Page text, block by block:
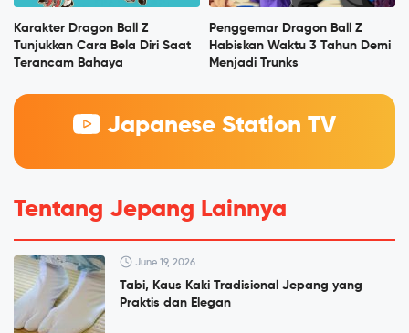
Karakter Dragon Ball Z
Tunjukkan Cara Bela Diri Saat
Terancam Bahaya
Penggemar Dragon Ball Z
Habiskan Waktu 3 Tahun Demi
Menjadi Trunks
Japanese Station TV
Tentang Jepang Lainnya
June 19, 2026
Tabi, Kaus Kaki Tradisional Jepang yang
Praktis dan Elegan